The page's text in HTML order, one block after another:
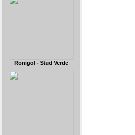
Ronigol - Stud Verde